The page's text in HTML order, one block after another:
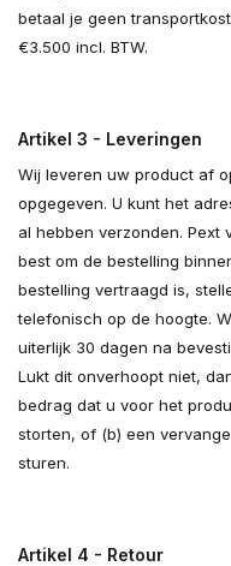
betaal je geen
€3.500 incl. BTW.
Artikel 3 - Leveringen
Wij leveren uw product af
opgegeven. U kunt het
al hebben verzonden. Pext
best om de bestelling
bestelling vertraagd is,
telefonisch op de hoogte.
uiterlijk 30 dagen na
Lukt dit onverhoopt niet,
bedrag dat u voor het
storten, of (b) een
sturen.
Artikel 4 - Retour